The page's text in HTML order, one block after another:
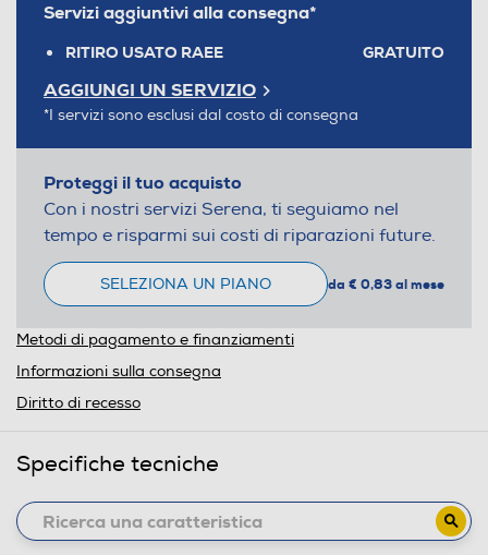
Servizi aggiuntivi alla consegna*
RITIRO USATO RAEE GRATUITO
AGGIUNGI UN SERVIZIO
*I servizi sono esclusi dal costo di consegna
Proteggi il tuo acquisto
Con i nostri servizi Serena, ti seguiamo nel
tempo e risparmi sui costi di riparazioni future.
SELEZIONA UN PIANO da € 0,83 al mese
Metodi di pagamento e finanziamenti
Informazioni sulla consegna
Diritto di recesso
Specifiche tecniche